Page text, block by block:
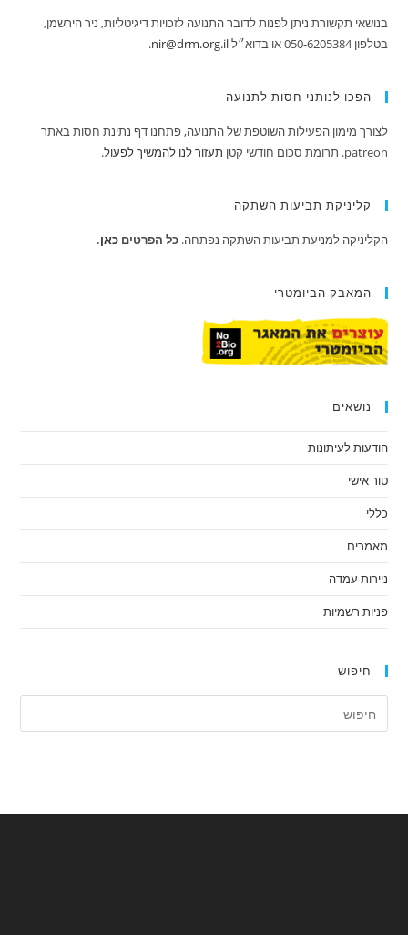
בנושאי תקשורת ניתן לפנות לדובר התנועה לזכויות דיגיטליות, ניר הירשמן,
בטלפון 050-6205384 או בדוא״ל
nir@drm.org.il
.
הפכו לנותני חסות לתנועה
לצורך מימון הפעילות השוטפת של התנועה, פתחנו דף נתינת חסות באתר
patreon. תרומת סכום חודשי קטן
תעזור לנו להמשיך לפעול.
קליניקת תביעות השתקה
הקליניקה למניעת תביעות השתקה נפתחה.כל הפרטיםכאן.
המאבק הביומטרי
נושאים
הודעות לעיתונות
טור אישי
כללי
מאמרים
ניירות עמדה
פניות רשמיות
חיפוש